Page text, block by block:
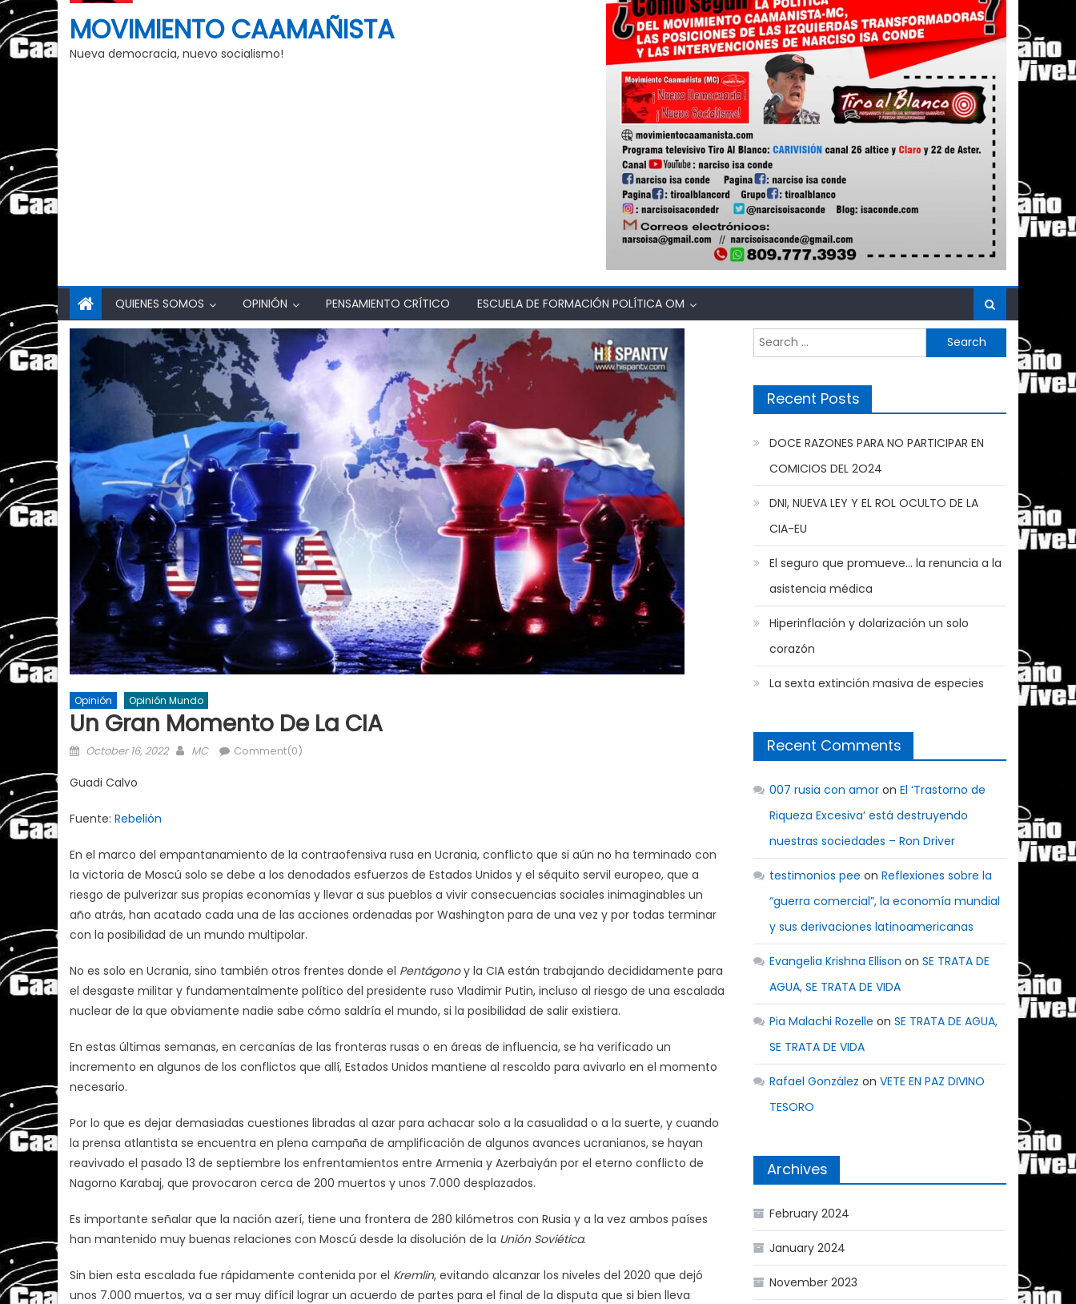
MOVIMIENTO CAAMAÑISTA
Nueva democracia, nuevo socialismo!
QUIENES SOMOS OPINIÓN PENSAMIENTO CRÍTICO ESCUELA DE FORMACIÓN POLÍTICA OM
Opinión Opinión Mundo
Un Gran Momento De La CIA
Posted
October 16, 2022 Author
MC Comment(0)
Guadi Calvo
Fuente: Rebelión
En el marco del empantanamiento de la contraofensiva rusa en Ucrania, conflicto que si aún no ha terminado con
la victoria de Moscú solo se debe a los denodados esfuerzos de Estados Unidos y el séquito servil europeo, que a
riesgo de pulverizar sus propias economías y llevar a sus pueblos a vivir consecuencias sociales inimaginables un
año atrás, han acatado cada una de las acciones ordenadas por Washington para de una vez y por todas terminar
con la posibilidad de un mundo multipolar.
No es solo en Ucrania, sino también otros frentes donde el Pentágonoy la CIA están trabajando decididamente para
el desgaste militar y fundamentalmente político del presidente ruso Vladimir Putin, incluso al riesgo de una escalada
nuclear de la que obviamente nadie sabe cómo saldría el mundo, si la posibilidad de salir existiera.
En estas últimas semanas, en cercanías de las fronteras rusas o en áreas de influencia, se ha verificado un
incremento en algunos de los conflictos que allí, Estados Unidos mantiene al rescoldo para avivarlo en el momento
necesario.
Por lo que es dejar demasiadas cuestiones libradas al azar para achacar solo a la casualidad o a la suerte, y cuando
la prensa atlantista se encuentra en plena campaña de amplificación de algunos avances ucranianos, se hayan
reavivado el pasado 13 de septiembre los enfrentamientos entre Armenia y Azerbaiyán por el eterno conflicto de
Nagorno Karabaj, que provocaron cerca de 200 muertos y unos 7.000 desplazados.
Es importante señalar que la nación azerí, tiene una frontera de 280 kilómetros con Rusia y a la vez ambos países
han mantenido muy buenas relaciones con Moscú desde la disolución de la Unión Soviética.
Sin bien esta escalada fue rápidamente contenida por el Kremlin, evitando alcanzar los niveles del 2020 que dejó
unos 7.000 muertos, va a ser muy difícil lograr un acuerdo de partes para el final de la disputa que si bien lleva
Search
for:
Recent Posts
DOCE RAZONES PARA NO PARTICIPAR EN
COMICIOS DEL 2O24
DNI, NUEVA LEY Y EL ROL OCULTO DE LA
CIA-EU
El seguro que promueve… la renuncia a la
asistencia médica
Hiperinflación y dolarización un solo
corazón
La sexta extinción masiva de especies
Recent Comments
007 rusia con amor onEl ‘Trastorno de
Riqueza Excesiva’ está destruyendo
nuestras sociedades – Ron Driver
testimonios pee onReflexiones sobre la
“guerra comercial”, la economía mundial
y sus derivaciones latinoamericanas
Evangelia Krishna Ellison onSE TRATA DE
AGUA, SE TRATA DE VIDA
Pia Malachi Rozelle onSE TRATA DE AGUA,
SE TRATA DE VIDA
Rafael González onVETE EN PAZ DIVINO
TESORO
Archives
February 2024
January 2024
November 2023